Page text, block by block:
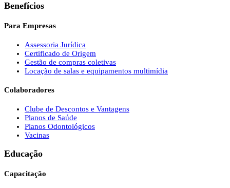
Benefícios
Para Empresas
Assessoria Jurídica
Certificado de Origem
Gestão de compras coletivas
Locação de salas e equipamentos multimídia
Colaboradores
Clube de Descontos e Vantagens
Planos de Saúde
Planos Odontológicos
Vacinas
Educação
Capacitação